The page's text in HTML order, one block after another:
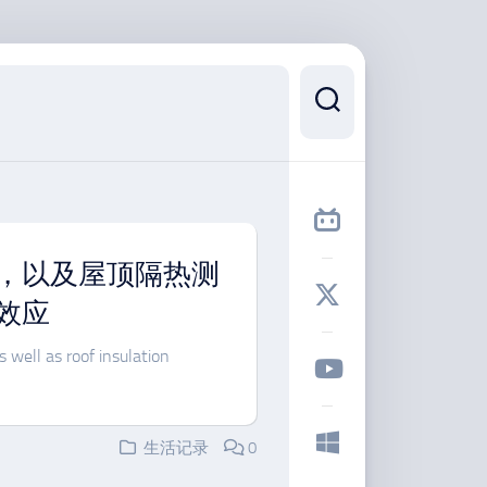
以及屋顶隔热测
应
well as roof insulation
生活记录
0